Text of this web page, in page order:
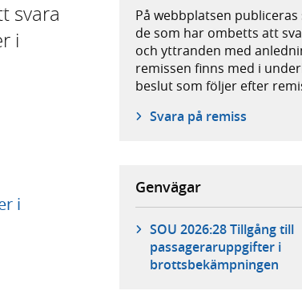
svara
i
i
På webbplatsen publiceras
de som har ombetts att
och yttranden med
remissen finns med i
beslut som följer efter
Svara på remiss
Genvägar
SOU 2026:28 Tillgång till
passageraruppgifter i
brottsbekämpningen